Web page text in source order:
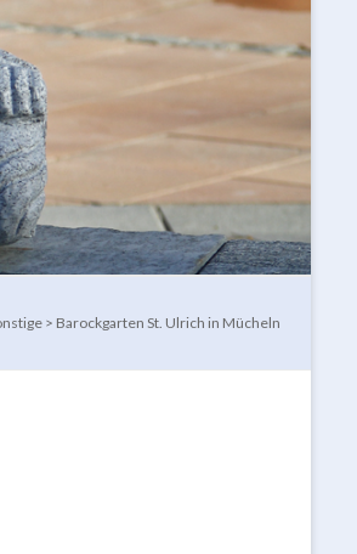
> Barockgarten St. Ulrich in Mücheln